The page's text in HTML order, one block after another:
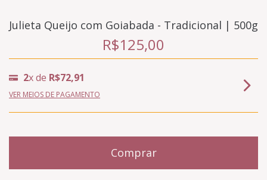
Julieta Queijo com Goiabada - Tradicional | 500g
R$125,00
2x de R$72,91
VER MEIOS DE PAGAMENTO